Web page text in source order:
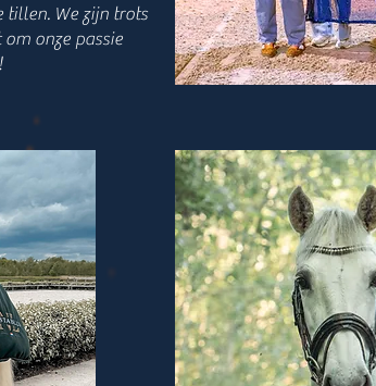
tillen. We zijn trots
onze passie